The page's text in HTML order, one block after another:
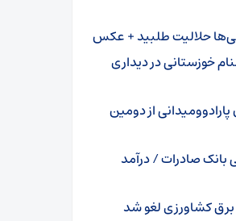
حلالیت طلبید + عکس
خوزستانی در دیداری
از دومین
بانک صادرات / درآمد
برق کشاورزی لغو شد